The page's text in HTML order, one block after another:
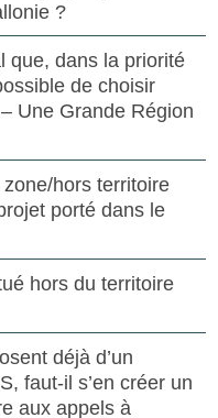
?
que, dans la priorité
de choisir
Une Grande Région
hors territoire
porté dans le
hors du territoire
déjà d’un
faut-il s’en créer un
aux appels à